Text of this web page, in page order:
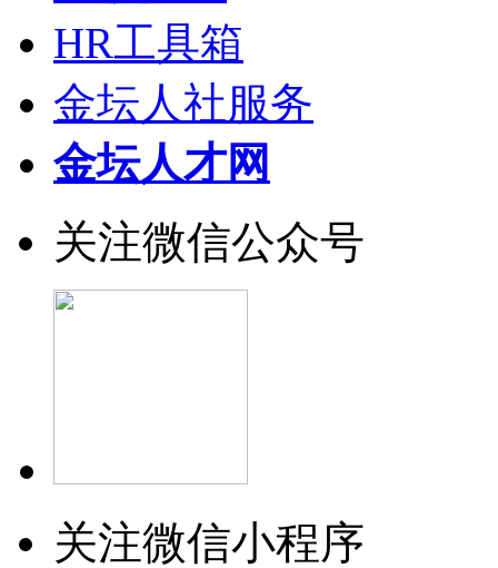
HR工具箱
金坛人社服务
金坛人才网
关注微信公众号
关注微信小程序